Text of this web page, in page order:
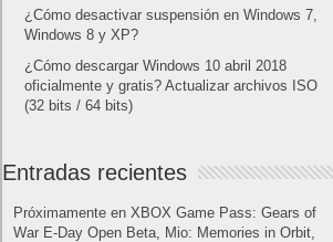
¿Cómo desactivar suspensión en Windows 7,
Windows 8 y XP?
¿Cómo descargar Windows 10 abril 2018
oficialmente y gratis? Actualizar archivos ISO
(32 bits / 64 bits)
Entradas recientes
Próximamente en XBOX Game Pass: Gears of
War E-Day Open Beta, Mio: Memories in Orbit,